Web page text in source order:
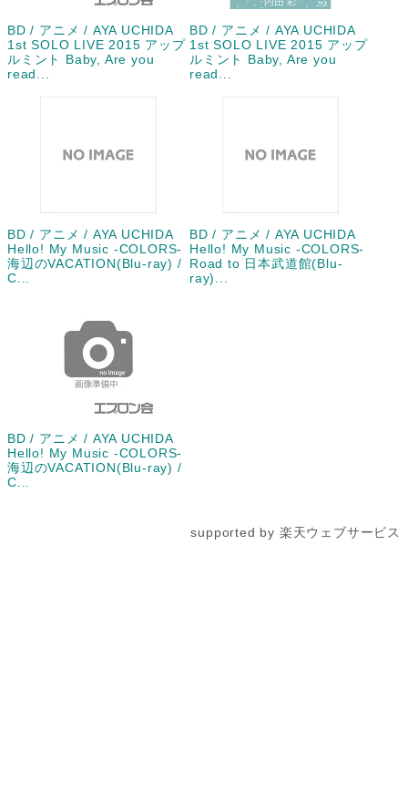
BD / アニメ / AYA UCHIDA
1st SOLO LIVE 2015 アップ
ルミント Baby, Are you
read...
BD / アニメ / AYA UCHIDA
1st SOLO LIVE 2015 アップ
ルミント Baby, Are you
read...
BD / アニメ / AYA UCHIDA
Hello! My Music -COLORS-
海辺のVACATION(Blu-ray) /
C...
BD / アニメ / AYA UCHIDA
Hello! My Music -COLORS-
Road to 日本武道館(Blu-
ray)...
BD / アニメ / AYA UCHIDA
Hello! My Music -COLORS-
海辺のVACATION(Blu-ray) /
C...
supported by 楽天ウェブサービス